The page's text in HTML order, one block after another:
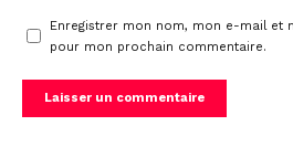
Enregistrer mon nom, mon e-mail et
pour mon prochain commentaire.